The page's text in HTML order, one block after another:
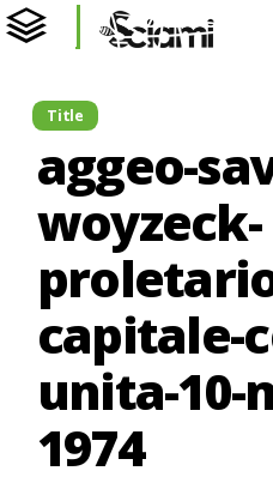
Title
aggeo-
woyzeck-
capitale-
unita-10-
1974